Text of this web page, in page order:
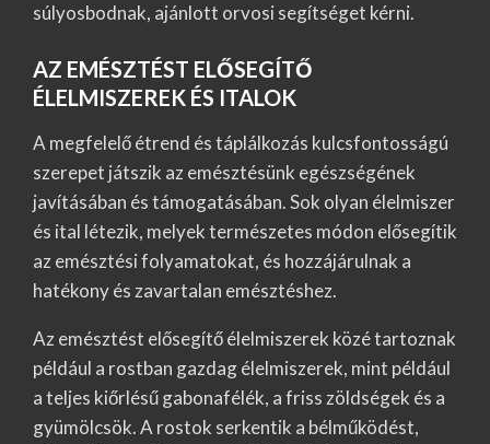
súlyosbodnak, ajánlott orvosi segítséget kérni.
AZ EMÉSZTÉST ELŐSEGÍTŐ
ÉLELMISZEREK ÉS ITALOK
A megfelelő étrend és táplálkozás kulcsfontosságú
szerepet játszik az emésztésünk egészségének
javításában és támogatásában. Sok olyan élelmiszer
és ital létezik, melyek természetes módon elősegítik
az emésztési folyamatokat, és hozzájárulnak a
hatékony és zavartalan emésztéshez.
Az emésztést elősegítő élelmiszerek közé tartoznak
például a rostban gazdag élelmiszerek, mint például
a teljes kiőrlésű gabonafélék, a friss zöldségek és a
gyümölcsök. A rostok serkentik a bélműködést,